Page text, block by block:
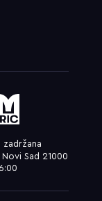
zadržana
Sad 21000